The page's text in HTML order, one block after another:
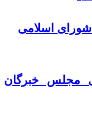
اسلامی
مجلس خبرگان